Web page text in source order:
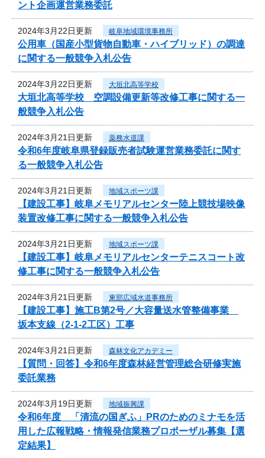
ント企画運営業務委託
2024年3月22日更新 岐阜地域環境事務所
公用車（国産小型貨物自動車・ハイブリッド）の調達
に関する一般競争入札公告
2024年3月22日更新 大垣北高等学校
大垣北高等学校 空調設備更新等改修工事に関する一
般競争入札公告
2024年3月21日更新 薬務水道課
令和6年度岐阜県登録販売者試験運営業務委託に関す
る一般競争入札公告
2024年3月21日更新 地域スポーツ課
【建設工事】岐阜メモリアルセンター陸上競技場映像
装置改修工事に関する一般競争入札公告
2024年3月21日更新 地域スポーツ課
【建設工事】岐阜メモリアルセンターテニスコート改
修工事に関する一般競争入札公告
2024年3月21日更新 東部広域水道事務所
【建設工事】施工B第2号／大容量送水管整備事業
坂本支線（2-1-2工区）工事
2024年3月21日更新 森林文化アカデミー
【質問・回答】令和6年度森林経営管理総合研修実施
委託業務
2024年3月19日更新 地域振興課
令和6年度 「清流の国ぎふ」PRのためのミナモを活
用した広報戦略・情報発信業務プロポーザル募集【選
定結果】